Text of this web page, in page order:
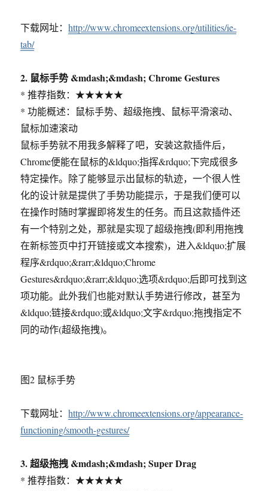
下载网址：http://www.chromeextensions.org/utilities/ie-
tab/
2. 鼠标手势 &mdash;&mdash; Chrome Gestures
* 推荐指数：★★★★★
* 功能概述：鼠标手势、超级拖拽、鼠标平滑滚动、
鼠标加速滚动
鼠标手势就不用我多解释了吧，安装这款插件后，
Chrome便能在鼠标的&ldquo;指挥&rdquo;下完成很多
特定操作。除了能够显示出鼠标的轨迹，一个很人性
化的设计就是提供了手势功能提示，于是我们便可以
在操作时随时掌握即将发生的任务。而且这款插件还
有一个特别之处，那就是实现了超级拖拽(即利用拖拽
在新标签页中打开链接或文本搜索)，进入&ldquo;扩展
程序&rdquo;&rarr;&ldquo;Chrome
Gestures&rdquo;&rarr;&ldquo;选项&rdquo;后即可找到这
项功能。此外我们也能对默认手势进行修改，甚至为
&ldquo;链接&rdquo;或&ldquo;文字&rdquo;拖拽指定不
同的动作(超级拖拽)。
图2 鼠标手势
下载网址：http://www.chromeextensions.org/appearance-
functioning/smooth-gestures/
3. 超级拖拽 &mdash;&mdash; Super Drag
* 推荐指数：★★★★★